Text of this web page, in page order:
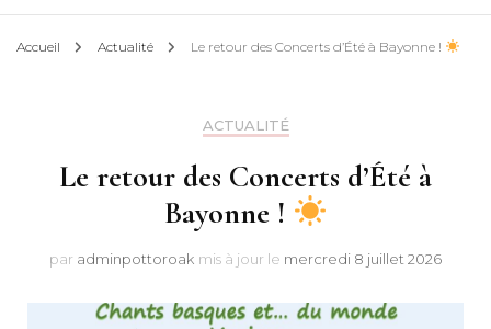
Accueil Actualité Le retour des Concerts d’Été à Bayonne !
ACTUALITÉ
Le retour des Concerts d’Été à
Bayonne !
par adminpottoroak mis à jour le mercredi 8 juillet 2026